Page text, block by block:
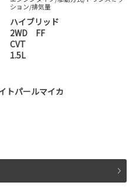
ション/排気量
ハイブリッド
2WD FF
CVT
1.5L
トパールマイカ